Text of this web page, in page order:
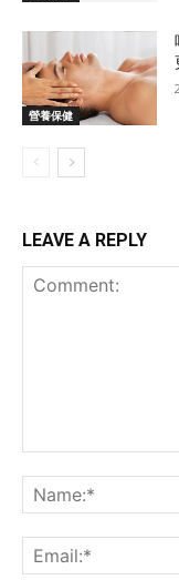
營養保健
LEAVE A REPLY